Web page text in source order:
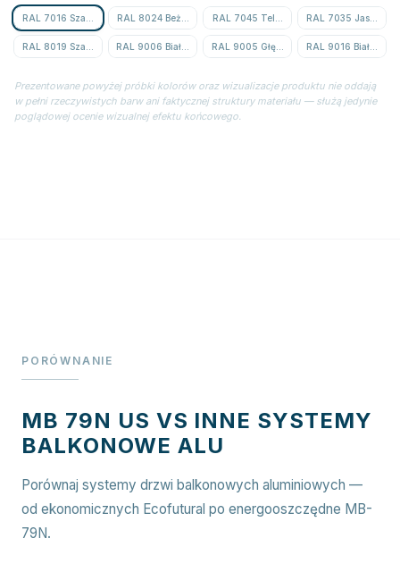
RAL 7016 Szary AntracytRAL 8024 Beżowy BrązRAL 7045 Telegrey 1RAL 7035
RAL 8019 Szaro-BrązowyRAL 9006 Białe AluminiumRAL 9005 Głęboka CzerńRAL 9016 Biały
Prezentowane powyżej próbki kolorów oraz wizualizacje produktu nie oddają
w pełni rzeczywistych barw ani faktycznej struktury materiału — służą jedynie
poglądowej ocenie wizualnej efektu końcowego.
PORÓWNANIE
MB 79N US VS INNE SYSTEMY
BALKONOWE ALU
Porównaj systemy drzwi balkonowych aluminiowych —
od ekonomicznych Ecofutural po energooszczędne MB-
79N.